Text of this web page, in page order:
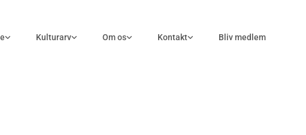
Kulturarv Om os Kontakt Bliv medlem